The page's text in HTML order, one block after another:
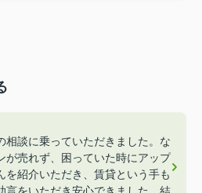
相談に乗っていただきました。な
が売れず、困っていた時にアップ
を紹介いただき、賃貸という手も
言をいただき安心できました。結